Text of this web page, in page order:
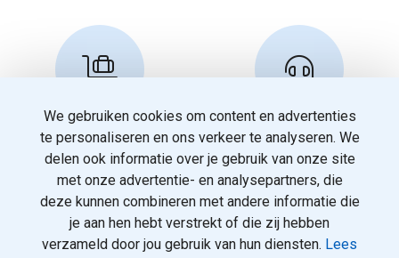
Reserveren en info
info@travelnoord.nl
Klantenservice
088 - 058 05 00
We gebruiken cookies om content en advertenties
te personaliseren en ons verkeer te analyseren. We
delen ook informatie over je gebruik van onze site
met onze advertentie- en analysepartners, die
deze kunnen combineren met andere informatie die
je aan hen hebt verstrekt of die zij hebben
verzameld door jou gebruik van hun diensten. Lees